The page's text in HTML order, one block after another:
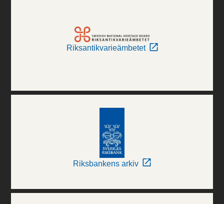
Riksantikvarieämbetet
Riksbankens arkiv